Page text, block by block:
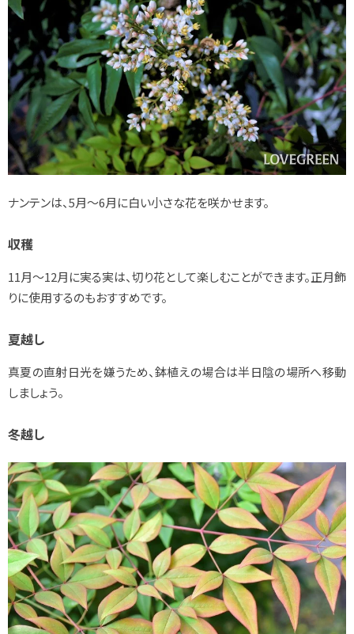
ナンテンは、5月～6月に白い小さな花を咲かせます。
収穫
11月～12月に実る実は、切り花として楽しむことができます。正月飾
りに使用するのもおすすめです。
夏越し
真夏の直射日光を嫌うため、鉢植えの場合は半日陰の場所へ移動
しましょう。
冬越し